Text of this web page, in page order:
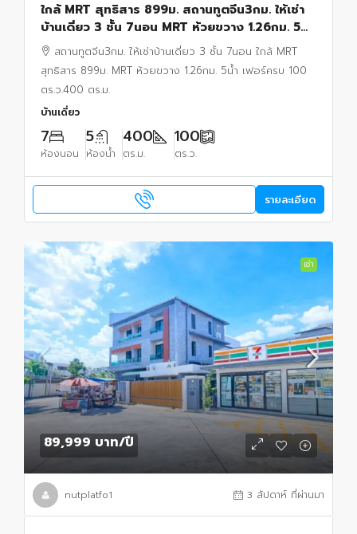
ใกล้ MRT สุทธิสาร 899ม. สถานทูตจีน3กม. ให้เช่า
บ้านเดี่ยว 3 ชั้น 7นอน MRT ห้วยขวาง 1.26กม. 5น้ำ
เฟอร์ครบ 100 ตร.ว.400 ตร.ม.
สถานทูตจีน3กม. ให้เช่าบ้านเดี่ยว 3 ชั้น 7นอน ใกล้ MRT
สุทธิสาร 899ม. MRT ห้วยขวาง 1.26กม. 5น้ำ เฟอร์ครบ 100
ตร.ว.400 ตร.ม.
บ้านเดี่ยว
7
ห้องนอน
5
ห้องน้ำ
400
ตร.ม.
100
ตร.ว.
รายละเอียด
เช่า
89,999 บาท/ปี
nutplatfo1 3 สัปดาห์ ที่ผ่านมา